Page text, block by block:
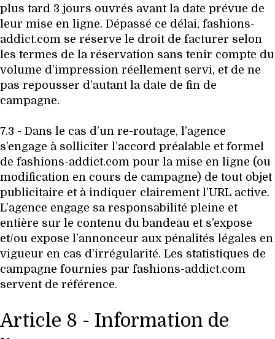
plus tard 3 jours ouvrés avant la date prévue de
leur mise en ligne. Dépassé ce délai, fashions-
addict.com se réserve le droit de facturer selon
les termes de la réservation sans tenir compte du
volume d’impression réellement servi, et de ne
pas repousser d’autant la date de fin de
campagne.
7.3 - Dans le cas d’un re-routage, l’agence
s’engage à solliciter l’accord préalable et formel
de fashions-addict.com pour la mise en ligne (ou
modification en cours de campagne) de tout objet
publicitaire et à indiquer clairement l’URL active.
L’agence engage sa responsabilité pleine et
entière sur le contenu du bandeau et s’expose
et/ou expose l’annonceur aux pénalités légales en
vigueur en cas d’irrégularité. Les statistiques de
campagne fournies par fashions-addict.com
servent de référence.
Article 8 - Information de